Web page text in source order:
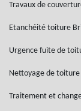
Travaux de
Etanchéité toiture
Urgence fuite de
Nettoyage de
Traitement et